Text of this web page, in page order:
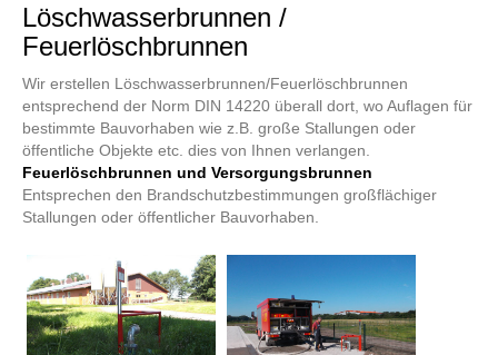
Löschwasserbrunnen /
Feuerlöschbrunnen
Wir erstellen Löschwasserbrunnen/Feuerlöschbrunnen
entsprechend der Norm DIN 14220 überall dort, wo Auflagen für
bestimmte Bauvorhaben wie z.B. große Stallungen oder
öffentliche Objekte etc. dies von Ihnen verlangen.
Feuerlöschbrunnen und Versorgungsbrunnen
Entsprechen den Brandschutzbestimmungen großflächiger
Stallungen oder öffentlicher Bauvorhaben.